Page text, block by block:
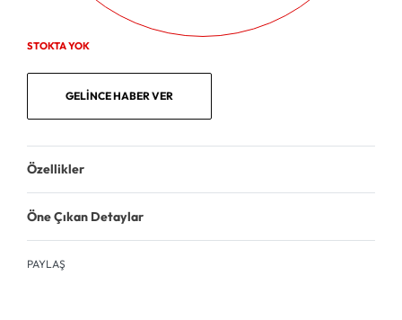
STOKTA YOK
GELINCE HABER VER
Özellikler
Öne Çıkan Detaylar
PAYLAŞ